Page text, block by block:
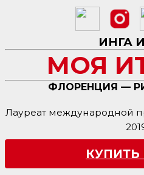
ИНГА
МОЯ
ФЛОРЕНЦИЯ —
Лауреат международной
КУПИТЬ